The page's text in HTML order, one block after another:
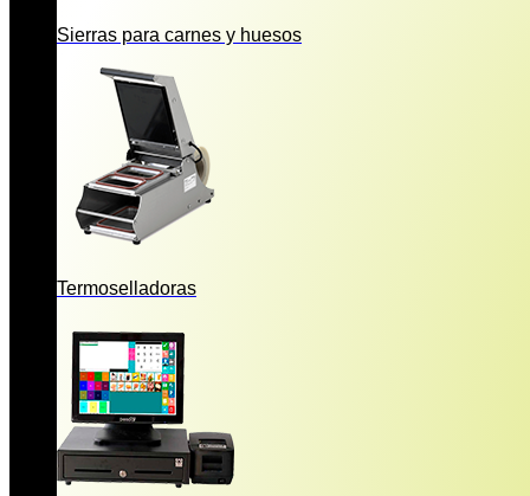
Sierras para carnes y huesos
Termoselladoras